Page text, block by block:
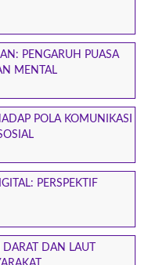
PENGARUH PUASA
MENTAL
POLA KOMUNIKASI
PERSPEKTIF
DAN LAUT